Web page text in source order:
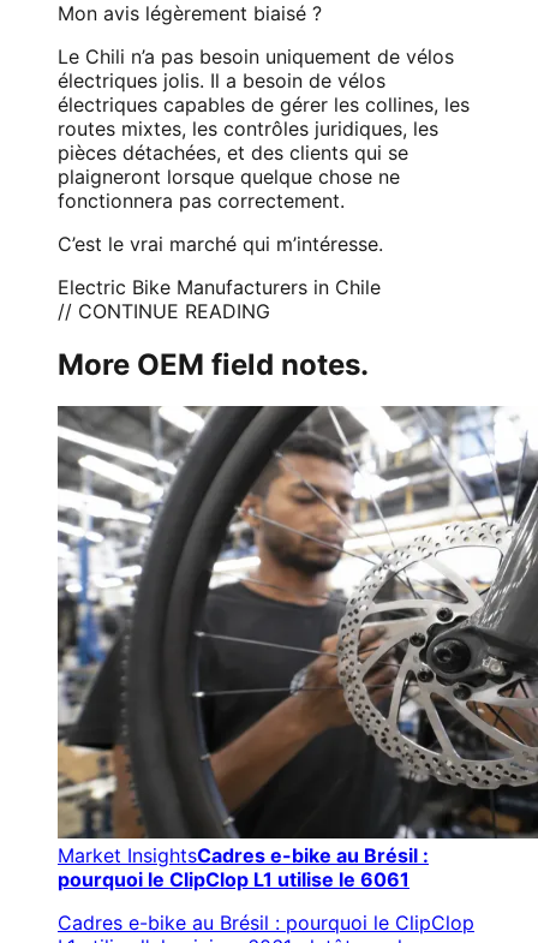
Mon avis légèrement biaisé ?
Le Chili n’a pas besoin uniquement de vélos
électriques jolis. Il a besoin de vélos
électriques capables de gérer les collines, les
routes mixtes, les contrôles juridiques, les
pièces détachées, et des clients qui se
plaigneront lorsque quelque chose ne
fonctionnera pas correctement.
C’est le vrai marché qui m’intéresse.
Electric Bike Manufacturers in Chile
// CONTINUE READING
More OEM field notes.
Market InsightsCadres e-bike au Brésil :
pourquoi le ClipClop L1 utilise le 6061
Cadres e-bike au Brésil : pourquoi le ClipClop